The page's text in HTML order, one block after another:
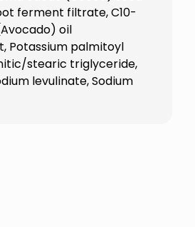
ferment filtrate, C10-
oil
Potassium palmitoyl
stearic triglyceride,
levulinate, Sodium